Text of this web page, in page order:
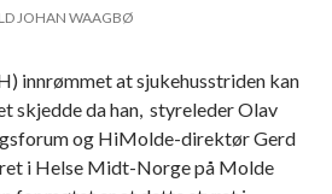
JOHAN WAAGBØ
innrømmet at sjukehusstriden kan
skjedde da han, styreleder Olav
og HiMolde-direktør Gerd
i Helse Midt-Norge på Molde